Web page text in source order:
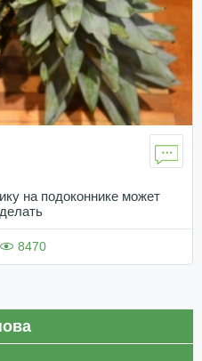
на подоконнике может
8470